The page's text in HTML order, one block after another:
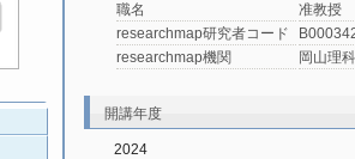
職名
准教授
researchmap研究者コード
researchmap機関
岡山理
開講年度
2024